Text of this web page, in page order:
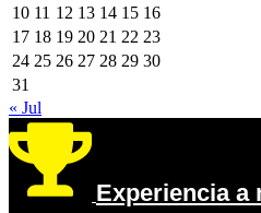
10 11 12 13 14 15 16
17 18 19 20 21 22 23
24 25 26 27 28 29 30
31
« Jul
Experiencia a